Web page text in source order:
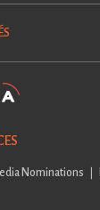
Nominations